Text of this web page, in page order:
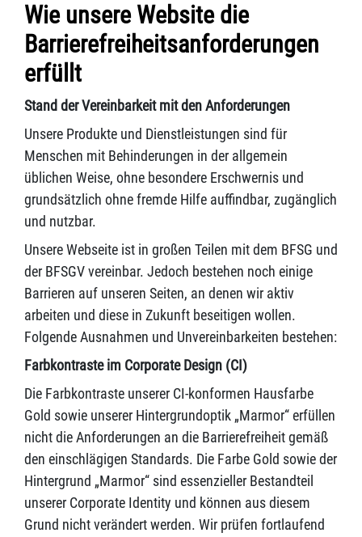
Wie unsere Website die
Barrierefreiheitsanforderungen
erfüllt
Stand der Vereinbarkeit mit den Anforderungen
Unsere Produkte und Dienstleistungen sind für
Menschen mit Behinderungen in der allgemein
üblichen Weise, ohne besondere Erschwernis und
grundsätzlich ohne fremde Hilfe auffindbar, zugänglich
und nutzbar.
Unsere Webseite ist in großen Teilen mit dem BFSG und
der BFSGV vereinbar. Jedoch bestehen noch einige
Barrieren auf unseren Seiten, an denen wir aktiv
arbeiten und diese in Zukunft beseitigen wollen.
Folgende Ausnahmen und Unvereinbarkeiten bestehen:
Farbkontraste im Corporate Design (CI)
Die Farbkontraste unserer CI-konformen Hausfarbe
Gold sowie unserer Hintergrundoptik „Marmor“ erfüllen
nicht die Anforderungen an die Barrierefreiheit gemäß
den einschlägigen Standards. Die Farbe Gold sowie der
Hintergrund „Marmor“ sind essenzieller Bestandteil
unserer Corporate Identity und können aus diesem
Grund nicht verändert werden. Wir prüfen fortlaufend